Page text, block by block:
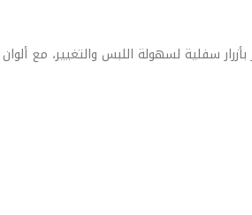
بأزرار سفلية لسهولة اللبس والتغيير، مع